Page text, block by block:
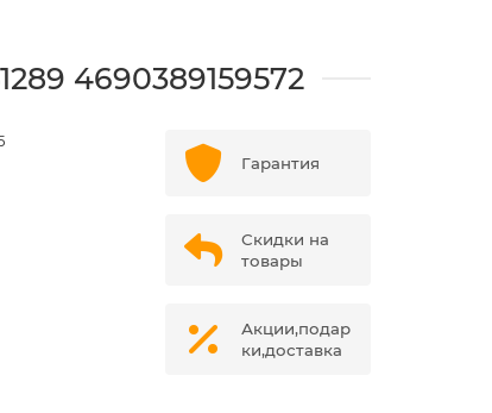
4690389159572
Гарантия
Скидки на
товары
Акции,подар
ки,доставка